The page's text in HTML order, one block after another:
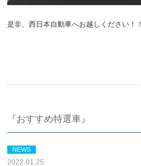
是非、西日本自動車へお越しください！！
『おすすめ特選車』
NEWS
2022.01.25